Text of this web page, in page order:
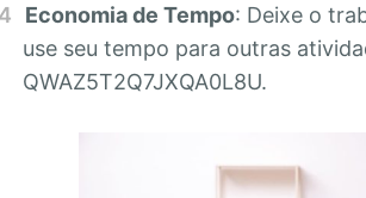
Economia de Tempo: Deixe o
use seu tempo para outras
QWAZ5T2Q7JXQA0L8U.